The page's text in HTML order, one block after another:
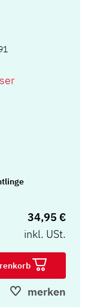
34,95 €
inkl. USt.
merken